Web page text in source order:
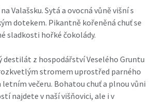
Valašsku. Sytá a ovocná vůně višní s
dotekem. Pikantně kořeněná chuť se
sladkosti hořké čokolády.
destilát z hospodářství Veselého Gruntu
stromem uprostřed parného
večeru. Bohatou chuť a plnou vůni
najdete v naší višňovici, ale i v